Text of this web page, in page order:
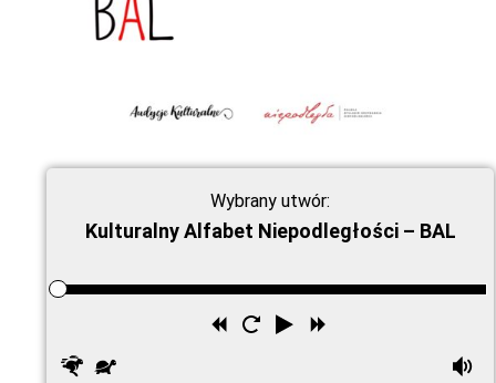
Wybrany utwór:
Kulturalny Alfabet Niepodległości – BAL
Odtwórz
Uruchom
Przewiń
Szybciej